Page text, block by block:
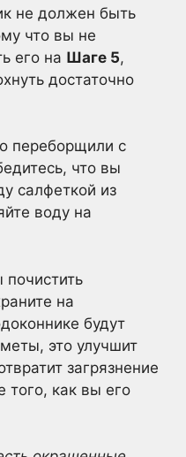
не должен быть
что вы не
его на Шаге 5,
достаточно
переборщили с
что вы
салфеткой из
воду на
почистить
на
будут
это улучшит
загрязнение
того, как вы его